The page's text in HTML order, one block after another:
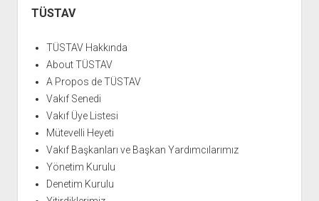
Menü
TÜSTAV
TÜSTAV Hakkında
About TÜSTAV
A Propos de TÜSTAV
Vakıf Senedi
Vakıf Üye Listesi
Mütevelli Heyeti
Vakıf Başkanları ve Başkan Yardımcılarımız
Yönetim Kurulu
Denetim Kurulu